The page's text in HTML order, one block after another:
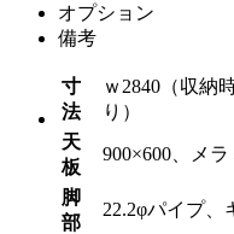
オプション
備考
寸
法
ｗ2840（収納
り）
天
板
900×600、メ
脚
部
22.2φパイプ、